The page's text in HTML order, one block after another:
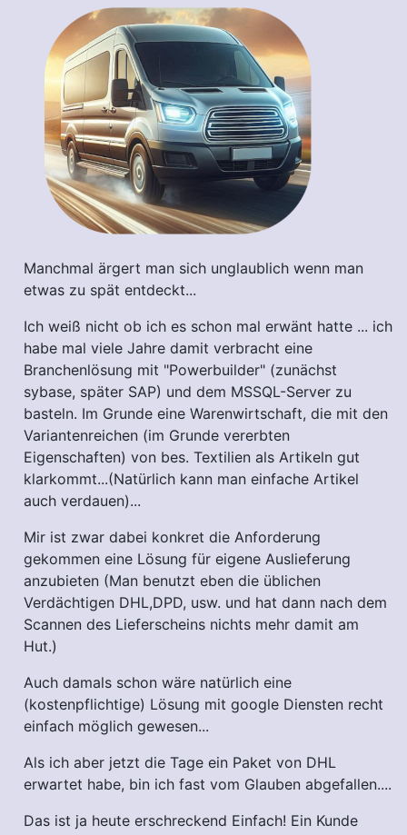
Manchmal ärgert man sich unglaublich wenn man
etwas zu spät entdeckt...
Ich weiß nicht ob ich es schon mal erwänt hatte ... ich
habe mal viele Jahre damit verbracht eine
Branchenlösung mit "Powerbuilder" (zunächst
sybase, später SAP) und dem MSSQL-Server zu
basteln. Im Grunde eine Warenwirtschaft, die mit den
Variantenreichen (im Grunde vererbten
Eigenschaften) von bes. Textilien als Artikeln gut
klarkommt...(Natürlich kann man einfache Artikel
auch verdauen)...
Mir ist zwar dabei konkret die Anforderung
gekommen eine Lösung für eigene Auslieferung
anzubieten (Man benutzt eben die üblichen
Verdächtigen DHL,DPD, usw. und hat dann nach dem
Scannen des Lieferscheins nichts mehr damit am
Hut.)
Auch damals schon wäre natürlich eine
(kostenpflichtige) Lösung mit google Diensten recht
einfach möglich gewesen...
Als ich aber jetzt die Tage ein Paket von DHL
erwartet habe, bin ich fast vom Glauben abgefallen....
Das ist ja heute erschreckend Einfach! Ein Kunde